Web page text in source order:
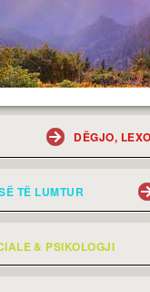
DËGJO,
TË LUMTUR
& PSIKOLOGJI